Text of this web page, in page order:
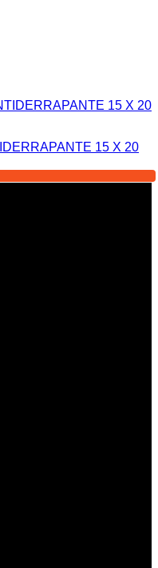
15 X 20